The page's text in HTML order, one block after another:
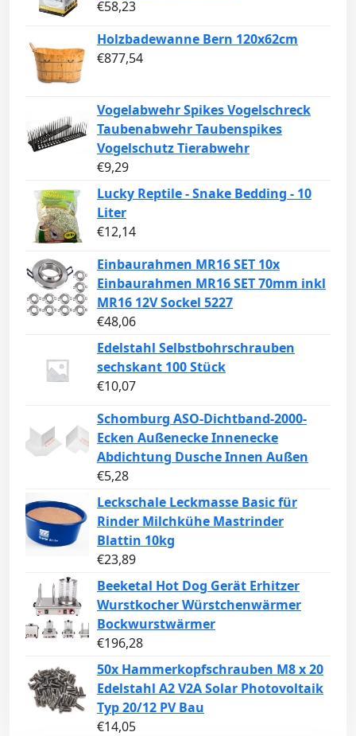
€58,23
Holzbadewanne Bern 120x62cm
€877,54
Vogelabwehr Spikes Vogelschreck
Taubenabwehr Taubenspikes
Vogelschutz Tierabwehr
€9,29
Lucky Reptile - Snake Bedding - 10
Liter
€12,14
Einbaurahmen MR16 SET 10x
Einbaurahmen MR16 SET 70mm inkl
MR16 12V Sockel 5227
€48,06
Edelstahl Selbstbohrschrauben
sechskant 100 Stück
€10,07
Schomburg ASO-Dichtband-2000-
Ecken Außenecke Innenecke
Abdichtung Dusche Innen Außen
€5,28
Leckschale Leckmasse Basic für
Rinder Milchkühe Mastrinder
Blattin 10kg
€23,89
Beeketal Hot Dog Gerät Erhitzer
Wurstkocher Würstchenwärmer
Bockwurstwärmer
€196,28
50x Hammerkopfschrauben M8 x 20
Edelstahl A2 V2A Solar Photovoltaik
Typ 20/12 PV Bau
€14,05